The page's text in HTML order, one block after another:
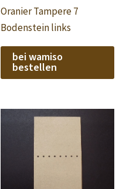
Oranier Tampere 7
Bodenstein links
bei wamiso
bestellen